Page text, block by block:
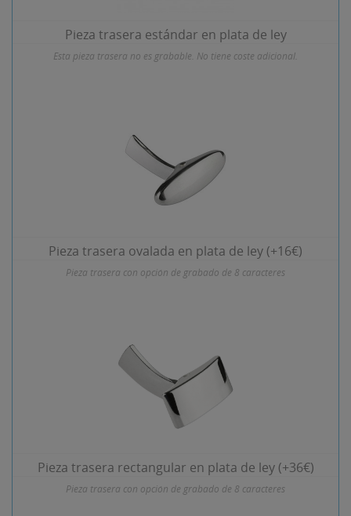
Pieza trasera estándar en plata de ley
Esta pieza trasera no es grabable. No tiene coste adicional.
Pieza trasera ovalada en plata de ley (+16€)
Pieza trasera con opción de grabado de 8 caracteres
Pieza trasera rectangular en plata de ley (+36€)
Pieza trasera con opción de grabado de 8 caracteres